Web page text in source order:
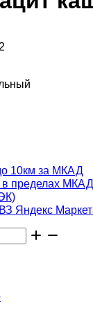
10км за МКАД
в пределах
Яндекс